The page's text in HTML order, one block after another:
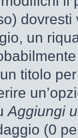
dovresti
un
titolo
Aggiungi
(0